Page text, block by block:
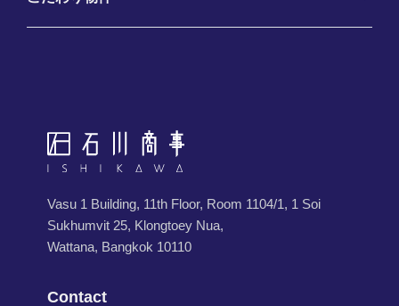
Vasu 1 Building, 11th Floor, Room 1104/1, 1 Soi
Sukhumvit 25, Klongtoey Nua,
Wattana, Bangkok 10110
Contact